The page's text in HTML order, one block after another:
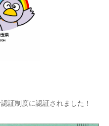
証制度に認証されました！